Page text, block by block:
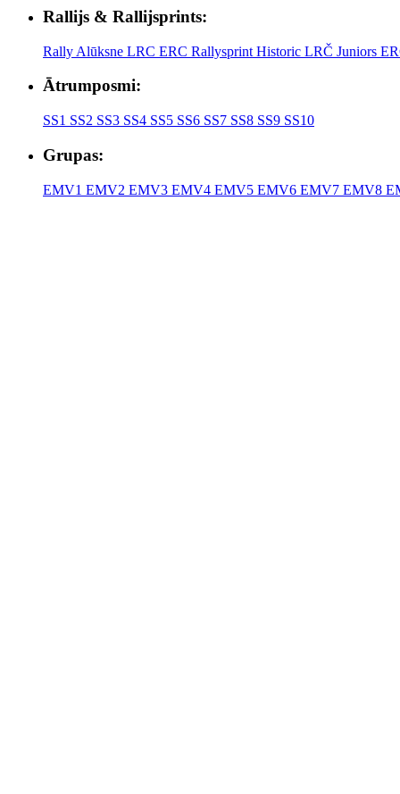
Rallijs & Rallijsprints:
Rally Alūksne LRC ERC Rallysprint Historic LRČ Juniors
Ātrumposmi:
SS1 SS2 SS3 SS4 SS5 SS6 SS7 SS8 SS9 SS10
Grupas:
EMV1 EMV2 EMV3 EMV4 EMV5 EMV6 EMV7 EMV8